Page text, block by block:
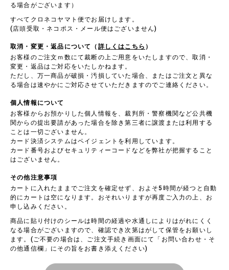
る場合がございます）
すべてクロネコヤマト便でお届けします。
(店頭受取・ネコポス・メール便はございません)
取消・変更・返品について（ 詳しくはこちら ）
お客様のご注文ｍ数にて裁断の上ご用意をいたしますので、取消・
変更・返品はご対応をいたしかねます。
ただし、万一商品が破損・汚損していた場合、またはご注文と異な
る場合は速やかにご対応させていただきますのでご連絡ください。
個人情報について
お客様からお預かりした個人情報を、裁判所・警察機関など公共機
関からの提出要請があった場合を除き第三者に譲渡または利用する
ことは一切ございません。
カード決済システムはペイジェントを利用しています。
カード番号およびセキュリティーコードなどを弊社が把握すること
はございません。
その他注意事項
カートに入れたままでご注文を確定せず、およそ5時間が経つと自動
的にカートは空になります。おそれいりますが再度ご入力の上、お
申し込みください。
商品に貼り付けのシールは時間の経過や水通しによりはがれにくく
なる場合がございますので、確認でき次第はがして保管をお願いし
ます。(ご不要の場合は、ご注文手続き画面にて「お問い合わせ・そ
の他通信欄」にその旨をお書き添えください)